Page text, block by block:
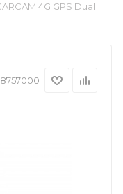
4G GPS Dual